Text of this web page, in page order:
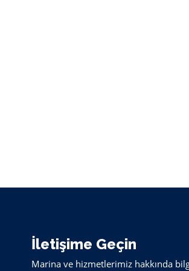
İletişime Geçin
Marina ve hizmetlerimiz hakkında